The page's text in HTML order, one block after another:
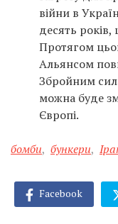
війни в
десять
Протягом
Альянсом
Збройним
можна буде
Європі.
бомби, бункери,
Facebook